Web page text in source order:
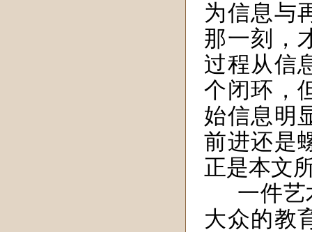
为信息与
那一刻，
过程从信
个闭环，
始信息明
前进还是
正是本文
一件
大众的教